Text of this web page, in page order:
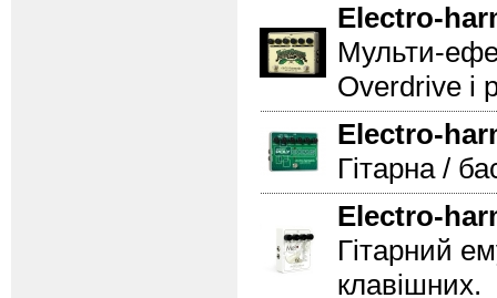
Electro-
Мульти-
Overdrive і
Electro-
Гітарна /
Electro-
Гітарний
клавішних.